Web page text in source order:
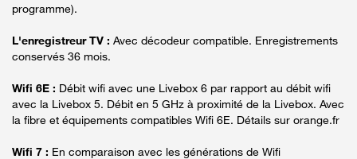
programme).
L'enregistreur TV : Avec décodeur compatible. Enregistrements
conservés 36 mois.
Wifi 6E : Débit wifi avec une Livebox 6 par rapport au débit wifi
avec la Livebox 5. Débit en 5 GHz à proximité de la Livebox. Avec
la fibre et équipements compatibles Wifi 6E. Détails sur orange.fr
Wifi 7 : En comparaison avec les générations de Wifi